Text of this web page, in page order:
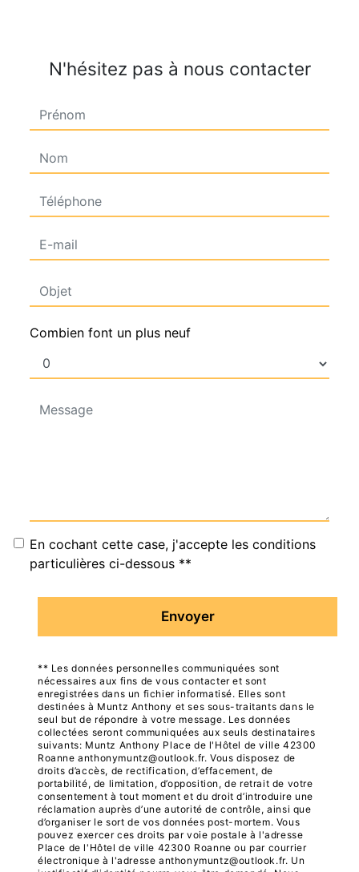
N'hésitez pas à nous contacter
Combien font un plus neuf
En cochant cette case, j'accepte les conditions
particulières ci-dessous **
Envoyer
** Les données personnelles communiquées sont
nécessaires aux fins de vous contacter et sont
enregistrées dans un fichier informatisé. Elles sont
destinées à Muntz Anthony et ses sous-traitants dans le
seul but de répondre à votre message. Les données
collectées seront communiquées aux seuls destinataires
suivants: Muntz Anthony Place de l'Hôtel de ville 42300
Roanne anthonymuntz@outlook.fr. Vous disposez de
droits d’accès, de rectification, d’effacement, de
portabilité, de limitation, d’opposition, de retrait de votre
consentement à tout moment et du droit d’introduire une
réclamation auprès d’une autorité de contrôle, ainsi que
d’organiser le sort de vos données post-mortem. Vous
pouvez exercer ces droits par voie postale à l'adresse
Place de l'Hôtel de ville 42300 Roanne ou par courrier
électronique à l'adresse anthonymuntz@outlook.fr. Un